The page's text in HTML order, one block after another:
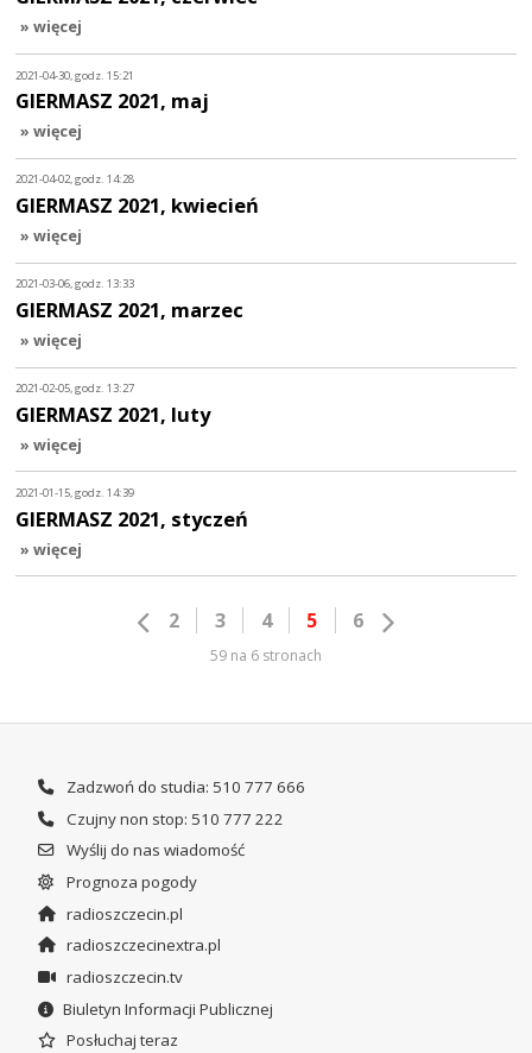
» więcej
2021-04-30, godz. 15:21
GIERMASZ 2021, maj
» więcej
2021-04-02, godz. 14:28
GIERMASZ 2021, kwiecień
» więcej
2021-03-06, godz. 13:33
GIERMASZ 2021, marzec
» więcej
2021-02-05, godz. 13:27
GIERMASZ 2021, luty
» więcej
2021-01-15, godz. 14:39
GIERMASZ 2021, styczeń
» więcej
2 3 4 5 6
59 na 6 stronach
Zadzwoń do studia: 510 777 666
Czujny non stop: 510 777 222
Wyślij do nas wiadomość
Prognoza pogody
radioszczecin.pl
radioszczecinextra.pl
radioszczecin.tv
Biuletyn Informacji Publicznej
Posłuchaj teraz